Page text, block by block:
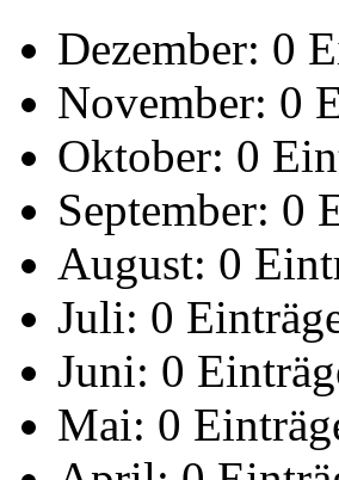
Dezember: 0
November: 0
Oktober: 0
September: 0
August: 0
Juli: 0
Juni: 0
Mai: 0